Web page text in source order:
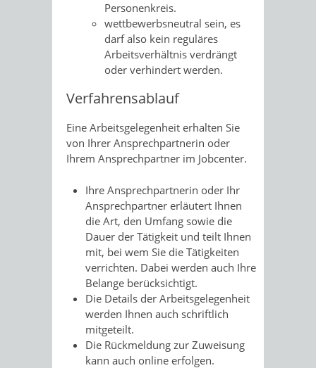
Personenkreis.
wettbewerbsneutral sein, es
darf also kein reguläres
Arbeitsverhältnis verdrängt
oder verhindert werden.
Verfahrensablauf
Eine Arbeitsgelegenheit erhalten Sie
von Ihrer Ansprechpartnerin oder
Ihrem Ansprechpartner im Jobcenter.
Ihre Ansprechpartnerin oder Ihr
Ansprechpartner erläutert Ihnen
die Art, den Umfang sowie die
Dauer der Tätigkeit und teilt Ihnen
mit, bei wem Sie die Tätigkeiten
verrichten. Dabei werden auch Ihre
Belange berücksichtigt.
Die Details der Arbeitsgelegenheit
werden Ihnen auch schriftlich
mitgeteilt.
Die Rückmeldung zur Zuweisung
kann auch online erfolgen.